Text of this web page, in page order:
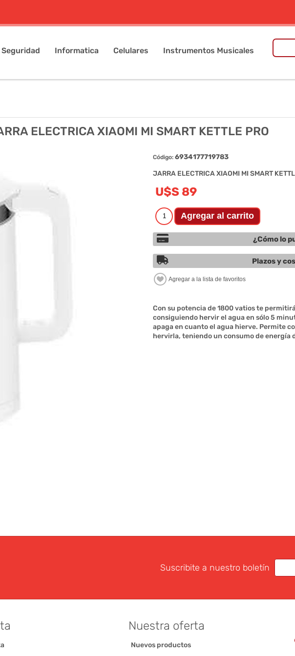
Seguridad Informatica Celulares Instrumentos Musicales
ELECTRICA XIAOMI MI SMART KETTLE PRO
Código: 6934177719783
JARRA ELECTRICA XIAOMI MI SMART
U$S 89
¿Cómo lo
Plazos y
Con su potencia de 1800 vatios te
consiguiendo hervir el agua en sólo 5
apaga en cuanto el agua hierve. Permite
hervirla, teniendo un consumo de energía
Suscribite a nuestro boletín
Nuestra oferta
Nuevos productos